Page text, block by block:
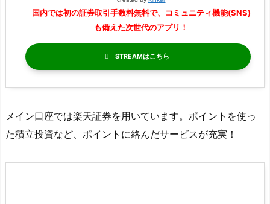
国内では初の証券取引手数料無料で、コミュニティ機能(SNS)
も備えた次世代のアプリ！
STREAM
メイン口座では楽天証券を用いています。ポイントを使っ
た積立投資など、ポイントに絡んだサービスが充実！